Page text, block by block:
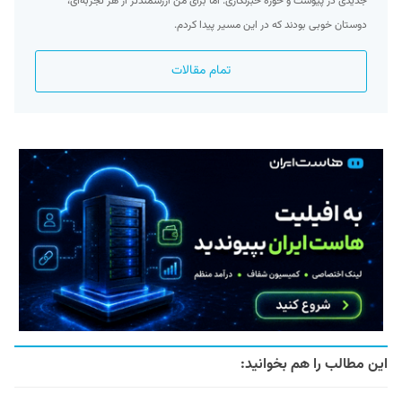
دوستان خوبی بودند که در این مسیر پیدا کردم.
تمام مقالات
این مطالب را هم بخوانید: